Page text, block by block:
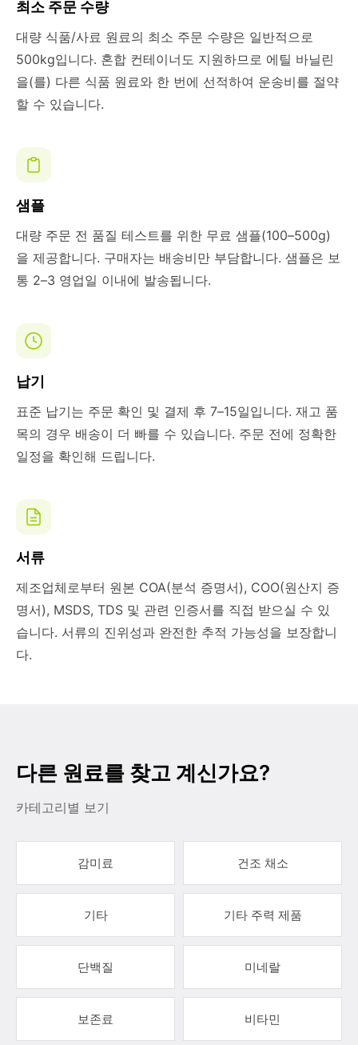
최소 주문 수량
대량 식품/사료 원료의 최소 주문 수량은 일반적으로
500kg입니다. 혼합 컨테이너도 지원하므로 에틸 바닐린
을(를) 다른 식품 원료와 한 번에 선적하여 운송비를 절약
할 수 있습니다.
샘플
대량 주문 전 품질 테스트를 위한 무료 샘플(100–500g)
을 제공합니다. 구매자는 배송비만 부담합니다. 샘플은 보
통 2–3 영업일 이내에 발송됩니다.
납기
표준 납기는 주문 확인 및 결제 후 7–15일입니다. 재고 품
목의 경우 배송이 더 빠를 수 있습니다. 주문 전에 정확한
일정을 확인해 드립니다.
서류
제조업체로부터 원본 COA(분석 증명서), COO(원산지 증
명서), MSDS, TDS 및 관련 인증서를 직접 받으실 수 있
습니다. 서류의 진위성과 완전한 추적 가능성을 보장합니
다.
다른 원료를 찾고 계신가요?
카테고리별 보기
감미료 건조 채소
기타 기타 주력 제품
단백질 미네랄
보존료 비타민